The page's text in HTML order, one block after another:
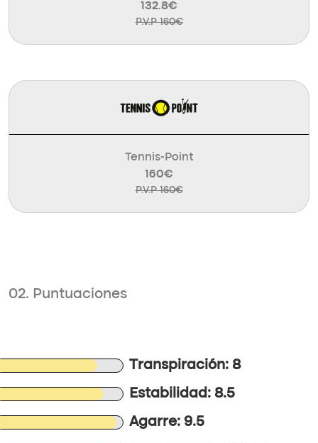
132.8€
P.V.P 160€
Tennis-Point
160€
P.V.P 160€
02. Puntuaciones
Transpiración: 8
Estabilidad: 8.5
Agarre: 9.5